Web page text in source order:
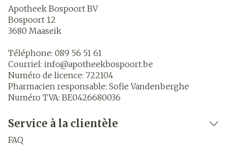
Apotheek Bospoort BV
Bospoort 12
3680 Maaseik
Téléphone: 089 56 51 61
Courriel: info@apotheekbospoort.be
Numéro de licence: 722104
Pharmacien responsable: Sofie Vandenberghe
Numéro TVA: BE0426680036
Service à la clientèle
FAQ